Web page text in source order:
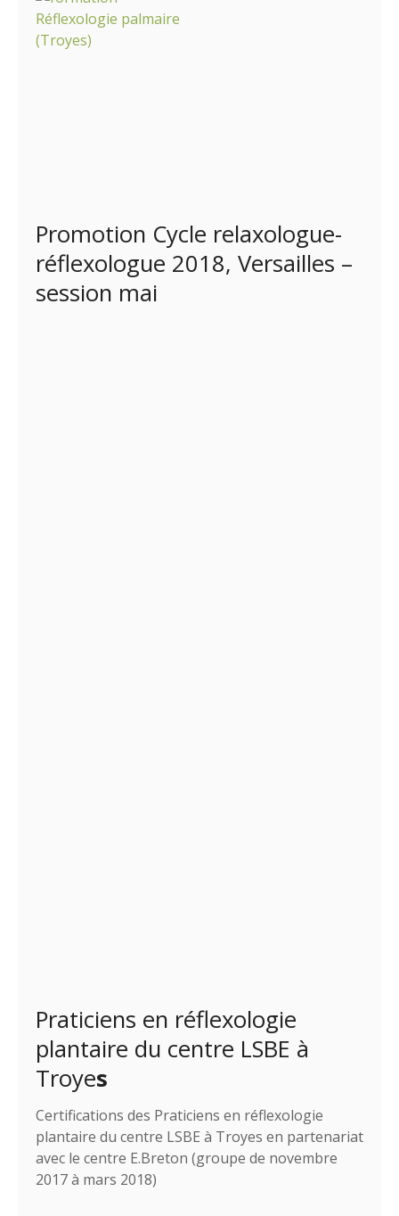
Promotion Cycle relaxologue-
réflexologue 2018, Versailles –
session mai
Praticiens en réflexologie
plantaire du centre LSBE à
Troyes
Certifications des Praticiens en réflexologie
plantaire du centre LSBE à Troyes en partenariat
avec le centre E.Breton (groupe de novembre
2017 à mars 2018)